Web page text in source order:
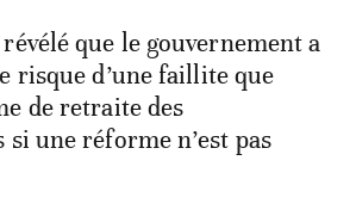
que le gouvernement a
risque d’une faillite que
de retraite des
une réforme n’est pas